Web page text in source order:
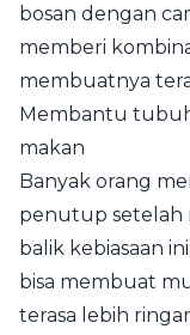
bosan dengan
memberi
membuatnya
Membantu
makan
Banyak orang
penutup setelah
balik kebiasaan
bisa membuat
terasa lebih